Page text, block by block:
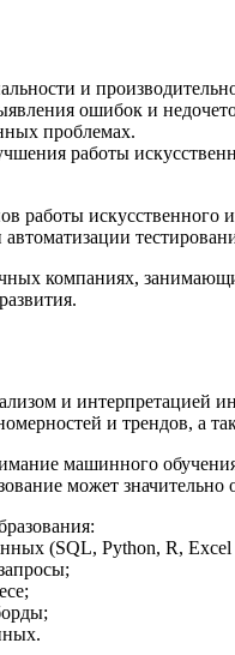
и
ошибок и
проблемах.
работы
искусственного
компаниях,
и интерпретацией
и трендов, а
машинного
может значительно
(SQL, Python, R, Excel